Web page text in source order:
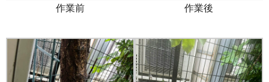
作業前 作業後